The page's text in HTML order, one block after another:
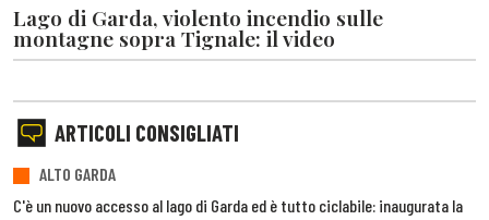
Lago di Garda, violento incendio sulle
montagne sopra Tignale: il video
ARTICOLI CONSIGLIATI
ALTO GARDA
C'è un nuovo accesso al lago di Garda ed è tutto ciclabile: inaugurata la